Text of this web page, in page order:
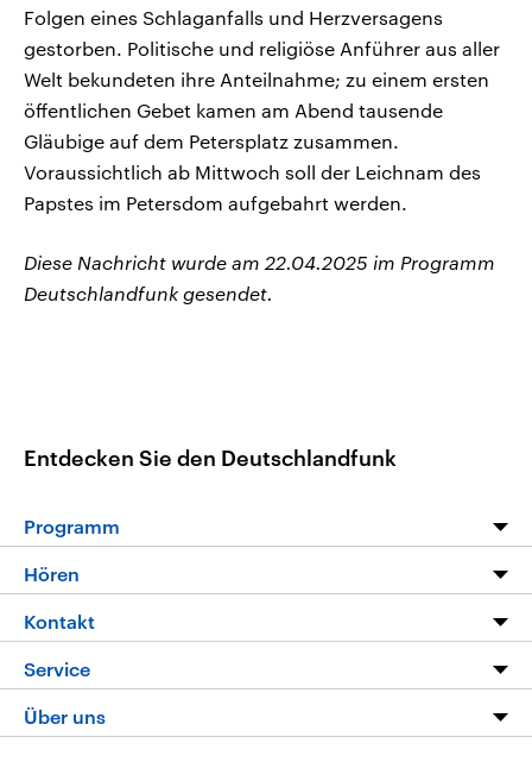
Folgen eines Schlaganfalls und Herzversagens
gestorben. Politische und religiöse Anführer aus aller
Welt bekundeten ihre Anteilnahme; zu einem ersten
öffentlichen Gebet kamen am Abend tausende
Gläubige auf dem Petersplatz zusammen.
Voraussichtlich ab Mittwoch soll der Leichnam des
Papstes im Petersdom aufgebahrt werden.
Diese Nachricht wurde am 22.04.2025 im Programm
Deutschlandfunk gesendet.
Entdecken Sie den Deutschlandfunk
Programm
Programm
Die Nachrichten
Nachrichtenleicht
Neue Beiträge auf dlf.de
Hören
Livestream
Podcasts
Deutschlandfunk App
Kontakt
Hörerservice
Service
FAQ
Über uns